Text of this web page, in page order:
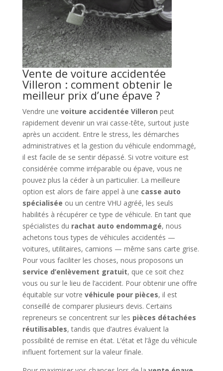
Vente de voiture accidentée
Villeron : comment obtenir le
meilleur prix d’une épave ?
Vendre une voiture accidentée Villeron peut
rapidement devenir un vrai casse-tête, surtout juste
après un accident. Entre le stress, les démarches
administratives et la gestion du véhicule endommagé,
il est facile de se sentir dépassé. Si votre voiture est
considérée comme irréparable ou épave, vous ne
pouvez plus la céder à un particulier. La meilleure
option est alors de faire appel à une casse auto
spécialisée ou un centre VHU agréé, les seuls
habilités à récupérer ce type de véhicule. En tant que
spécialistes du rachat auto endommagé, nous
achetons tous types de véhicules accidentés —
voitures, utilitaires, camions — même sans carte grise.
Pour vous faciliter les choses, nous proposons un
service d’enlèvement gratuit, que ce soit chez
vous ou sur le lieu de l’accident. Pour obtenir une offre
équitable sur votre véhicule pour pièces, il est
conseillé de comparer plusieurs devis. Certains
repreneurs se concentrent sur les pièces détachées
réutilisables, tandis que d’autres évaluent la
possibilité de remise en état. L’état et l’âge du véhicule
influent fortement sur la valeur finale.